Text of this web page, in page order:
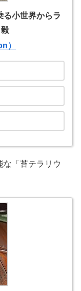
る小世界からラ
）
な「苔テラリウ